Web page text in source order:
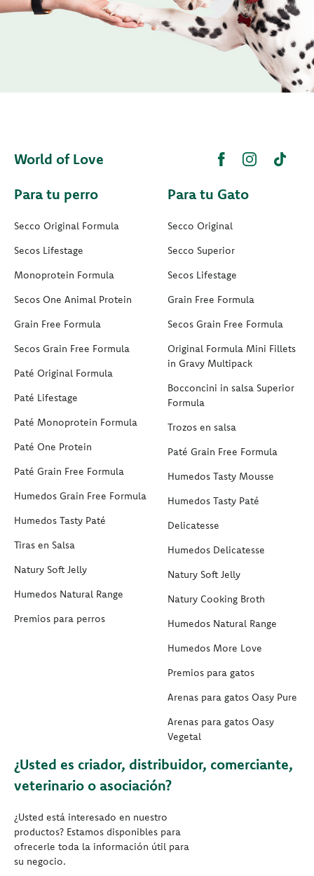
World of Love
Para tu perro
Secco Original Formula
Secos Lifestage
Monoprotein Formula
Secos One Animal Protein
Grain Free Formula
Secos Grain Free Formula
Paté Original Formula
Paté Lifestage
Paté Monoprotein Formula
Paté One Protein
Paté Grain Free Formula
Humedos Grain Free Formula
Humedos Tasty Paté
Tiras en Salsa
Natury Soft Jelly
Humedos Natural Range
Premios para perros
Para tu Gato
Secco Original
Secco Superior
Secos Lifestage
Grain Free Formula
Secos Grain Free Formula
Original Formula Mini Fillets
in Gravy Multipack
Bocconcini in salsa Superior
Formula
Trozos en salsa
Paté Grain Free Formula
Humedos Tasty Mousse
Humedos Tasty Paté
Delicatesse
Humedos Delicatesse
Natury Soft Jelly
Natury Cooking Broth
Humedos Natural Range
Humedos More Love
Premios para gatos
Arenas para gatos Oasy Pure
Arenas para gatos Oasy
Vegetal
¿Usted es criador, distribuidor, comerciante,
veterinario o asociación?
¿Usted está interesado en nuestro
productos? Estamos disponibles para
ofrecerle toda la información útil para
su negocio.